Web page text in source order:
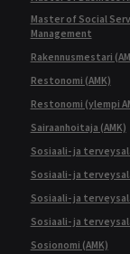
Master of Social
Management
Rakennusmestari
Restonomi (AMK)
Restonomi (ylempi
Sairaanhoitaja (AMK)
Sosiaali- ja
Sosiaali- ja
Sosiaali- ja
Sosiaali- ja
Sosionomi (AMK)